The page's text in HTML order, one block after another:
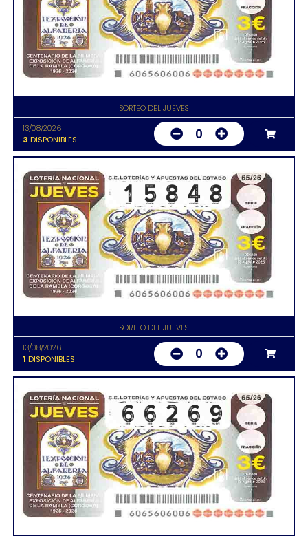
SORTEO DEL JUEVES
13/08/2026
3 DISPONIBLES 0
SORTEO DEL JUEVES
13/08/2026
1 DISPONIBLES 0